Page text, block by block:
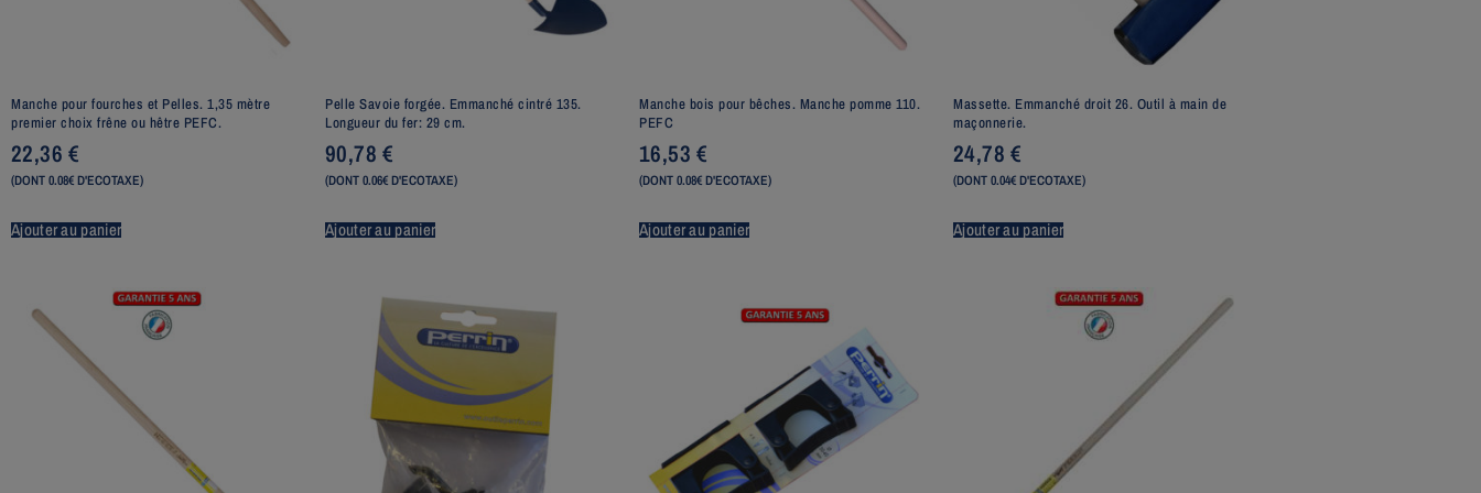
Manche pour fourches et Pelles. 1,35 mètre
premier choix frêne ou hêtre PEFC.
22,36€
(DONT 0.08€ D'ECOTAXE)
Ajouter au panier
Pelle Savoie forgée. Emmanché cintré 135.
Longueur du fer: 29 cm.
90,78€
(DONT 0.06€ D'ECOTAXE)
Ajouter au panier
Manche bois pour bêches. Manche pomme 110.
PEFC
16,53€
(DONT 0.08€ D'ECOTAXE)
Ajouter au panier
Massette. Emmanché droit 26. Outil à main de
maçonnerie.
24,78€
(DONT 0.04€ D'ECOTAXE)
Ajouter au panier